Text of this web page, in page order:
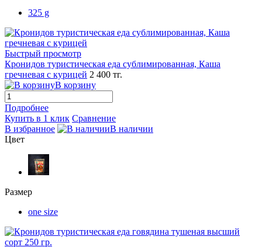
325 g
Быстрый просмотр
Кронидов туристическая еда сублимированная, Каша
гречневая с курицей 2 400 тг.
В корзину
Подробнее
Купить в 1 клик Сравнение
В избранное
В наличии
Цвет
Размер
one size